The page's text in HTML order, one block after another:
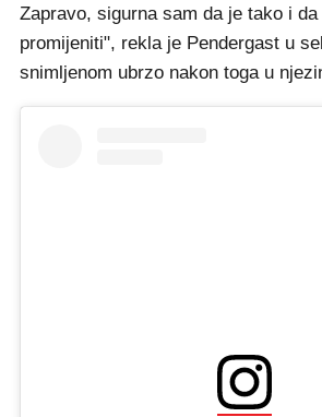
Zapravo, sigurna sam da je tako i
promijeniti", rekla je Pendergast u
snimljenom ubrzo nakon toga u